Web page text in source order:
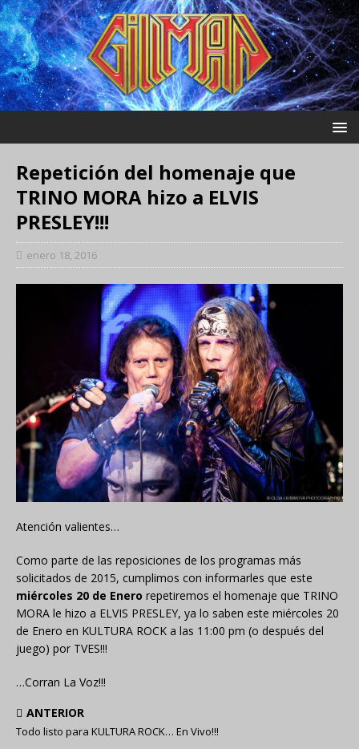
Repetición del homenaje que
TRINO MORA hizo a ELVIS
PRESLEY!!!
enero 18, 2016
Atención valientes…
Como parte de las reposiciones de los programas más
solicitados de 2015, cumplimos con informarles que este
miércoles 20 de Enero repetiremos el homenaje que TRINO
MORA le hizo a ELVIS PRESLEY, ya lo saben este miércoles 20
de Enero en KULTURA ROCK a las 11:00 pm (o después del
juego) por TVES!!!
…Corran La Voz!!!
ANTERIOR
Todo listo para KULTURA ROCK… En Vivo!!!